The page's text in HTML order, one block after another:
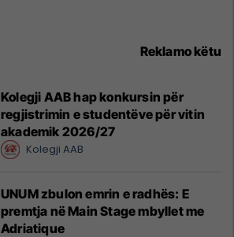
Reklamo këtu
Kolegji AAB hap konkursin për
regjistrimin e studentëve për vitin
akademik 2026/27
Kolegji AAB
UNUM zbulon emrin e radhës: E
premtja në Main Stage mbyllet me
Adriatique